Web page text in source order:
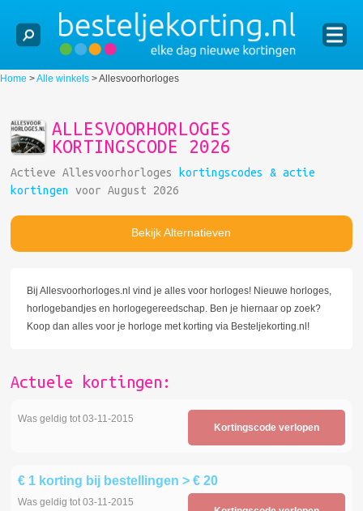
Home >Alle winkels >Allesvoorhorloges
ALLESVOORHORLOGES
KORTINGSCODE 2026
Actieve Allesvoorhorloges kortingscodes & actie
kortingen
voor August 2026
Bekijk Alternatieven
Bij Allesvoorhorloges.nl vind je alles voor horloges! Nieuwe horloges,
horlogebandjes en horlogegereedschap. Ben je hiernaar op zoek?
Koop dan alles voor je horloge met korting via Besteljekorting.nl!
Actuele kortingen:
Kortingscode verlopen
Was geldig tot 03-11-2015
€ 1 korting bij bestellingen > € 20
Was geldig tot 03-11-2015